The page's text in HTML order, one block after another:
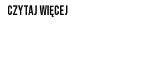
czytaj więcej